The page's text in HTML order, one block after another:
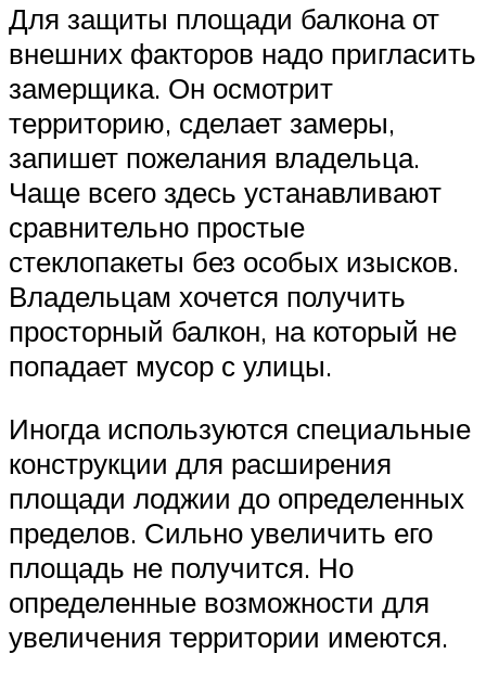
Для защиты площади балкона от
внешних факторов надо пригласить
замерщика. Он осмотрит
территорию, сделает замеры,
запишет пожелания владельца.
Чаще всего здесь устанавливают
сравнительно простые
стеклопакеты без особых изысков.
Владельцам хочется получить
просторный балкон, на который не
попадает мусор с улицы.
Иногда используются специальные
конструкции для расширения
площади лоджии до определенных
пределов. Сильно увеличить его
площадь не получится. Но
определенные возможности для
увеличения территории имеются.